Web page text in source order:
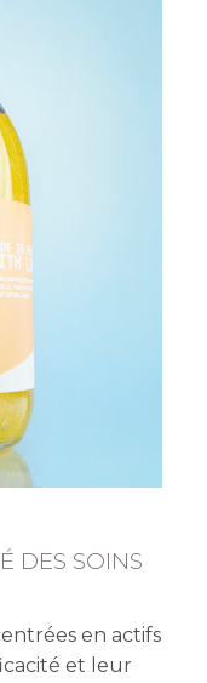
DES SOINS
en actifs
et leur